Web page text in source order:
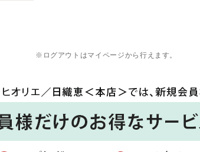
※ログアウトはマイページから行えます。